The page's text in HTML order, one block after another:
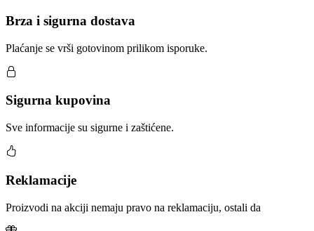
Brza i sigurna dostava
Plaćanje se vrši gotovinom prilikom isporuke.
Sigurna kupovina
Sve informacije su sigurne i zaštićene.
Reklamacije
Proizvodi na akciji nemaju pravo na reklamaciju, ostali da